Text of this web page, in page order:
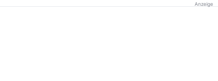
Anzeige